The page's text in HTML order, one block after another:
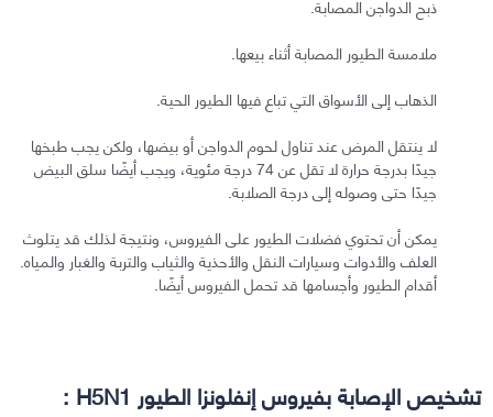
ذبح الدواجن المصابة.
ملامسة الطيور المصابة أثناء بيعها.
الذهاب إلى الأسواق التي تباع فيها الطيور الحية.
لا ينتقل المرض عند تناول لحوم الدواجن أو بيضها، ولكن يجب طبخها
جيدًا بدرجة حرارة لا تقل عن 74 درجة مئوية، ويجب أيضًا سلق البيض
جيدًا حتى وصوله إلى درجة الصلابة.
يمكن أن تحتوي فضلات الطيور على الفيروس، ونتيجة لذلك قد يتلوث
العلف والأدوات وسيارات النقل والأحذية والثياب والتربة والغبار والمياه.
أقدام الطيور وأجسامها قد تحمل الفيروس أيضًا.
تشخيص الإصابة بفيروس إنفلونزا الطيور H5N1 :